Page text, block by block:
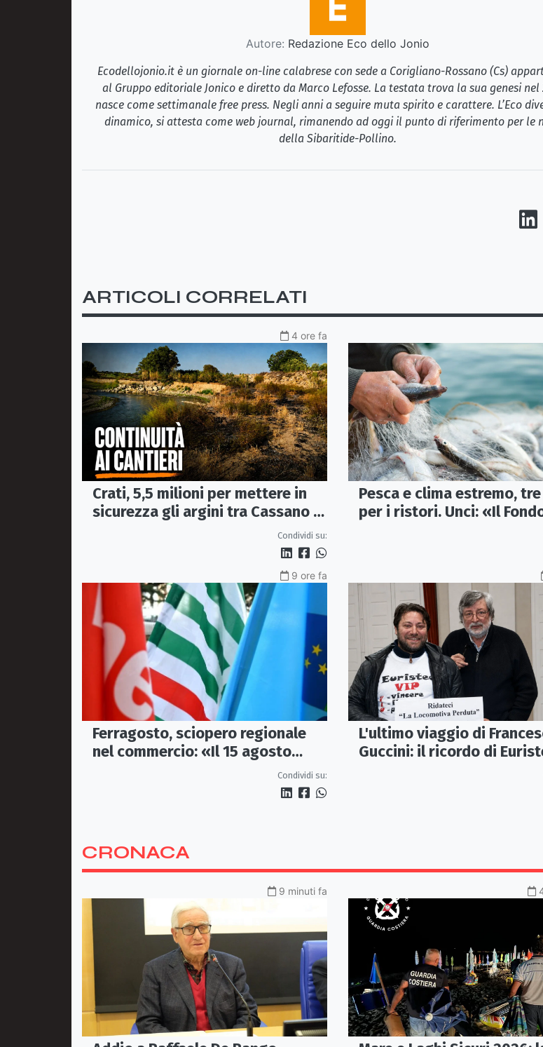
Autore: Redazione Eco dello Jonio
Ecodellojonio.it è un giornale on-line calabrese con sede a Corigliano-Rossano (Cs)
al Gruppo editoriale Jonico e diretto da Marco Lefosse. La testata trova la sua genesi nel
nasce come settimanale free press. Negli anni a seguire muta spirito e carattere. L’Eco
dinamico, si attesta come web journal, rimanendo ad oggi il punto di riferimento per le
della Sibaritide-Pollino.
ARTICOLI CORRELATI
4 ore fa
Crati, 5,5 milioni per mettere in
sicurezza gli argini tra Cassano e
Condividi su:
Pesca e clima estremo,
per i ristori. Unci: «Il
9 ore fa
Ferragosto, sciopero regionale
nel commercio: «Il 15 agosto
Condividi su:
L'ultimo viaggio di
Guccini: il ricordo di
CRONACA
9 minuti fa